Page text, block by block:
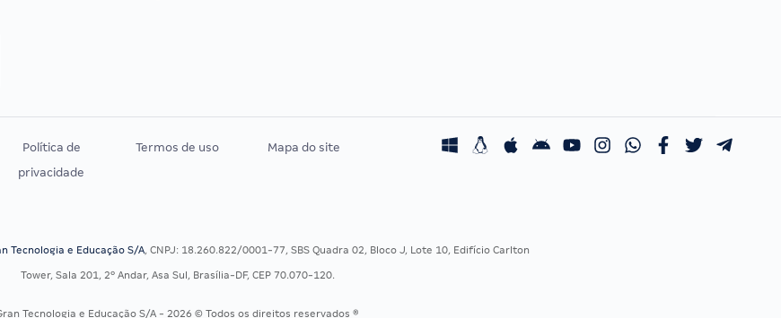
Residência Multiprofissional
Política de
privacidade
Termos de uso Mapa do site
Tecnologia e Educação S/A, CNPJ: 18.260.822/0001-77, SBS Quadra 02, Bloco J, Lote 10, Edifício Carlton
Tower, Sala 201, 2º Andar, Asa Sul, Brasília-DF, CEP 70.070-120.
Tecnologia e Educação S/A - 2026 © Todos os direitos reservados ®